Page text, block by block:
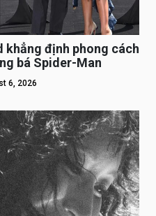
khẳng định phong cách
bá Spider-Man
6, 2026